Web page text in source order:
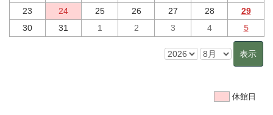
23
24 25 26 27 28
29
30
31 1 2 3 4 5
休館日